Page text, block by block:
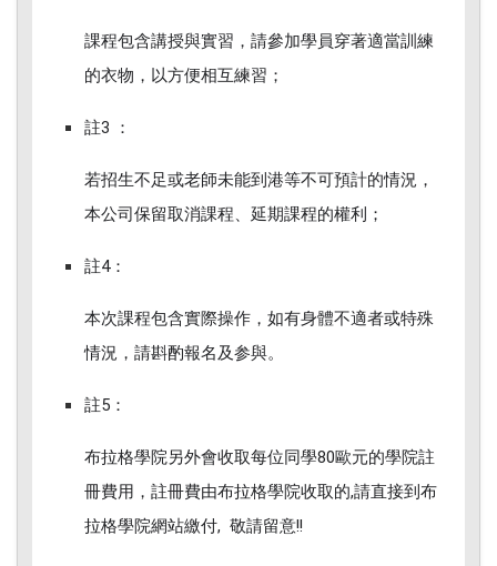
課程包含講授與實習，請參加學員穿著適當訓練
的衣物，以方便相互練習；
註3 ：
若招生不足或老師未能到港等不可預計的情況，
本公司保留取消課程、延期課程的權利；
註4：
本次課程包含實際操作，如有身體不適者或特殊
情況，請斟酌報名及参與。
註5：
布拉格學院另外會收取每位同學80歐元的學院註
冊費用，註冊費由布拉格學院收取的,請直接到布
拉格學院網站繳付, 敬請留意!!